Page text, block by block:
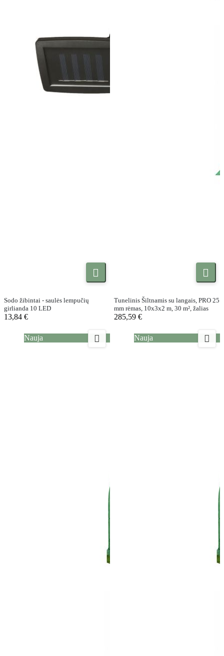

Sodo žibintai - saulės lempučių
girlianda 10 LED
13,84 €

Tunelinis Šiltnamis su langais, PRO 25
mm rėmas, 10x3x2 m, 30 m², žalias
285,59 €
Nauja  Nauja 